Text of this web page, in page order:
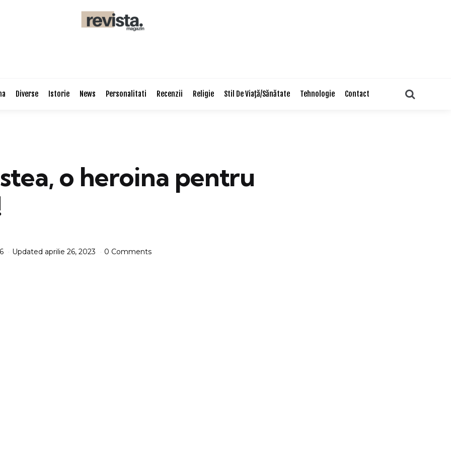
Diverse Istorie News Personalitati Recenzii Religie Stil De Viaţă/Sănătate Tehnologie Contact
o heroina pentru
Updated aprilie 26, 2023 0 Comments